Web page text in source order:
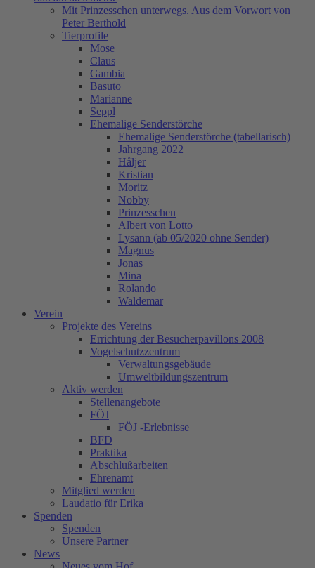
Mit Prinzesschen unterwegs. Aus dem Vorwort von
Peter Berthold
Tierprofile
Mose
Claus
Gambia
Basuto
Marianne
Seppl
Ehemalige Senderstörche
Ehemalige Senderstörche (tabellarisch)
Jahrgang 2022
Håljer
Kristian
Moritz
Nobby
Prinzesschen
Albert von Lotto
Lysann (ab 05/2020 ohne Sender)
Magnus
Jonas
Mina
Rolando
Waldemar
Verein
Projekte des Vereins
Errichtung der Besucherpavillons 2008
Vogelschutzzentrum
Verwaltungsgebäude
Umweltbildungszentrum
Aktiv werden
Stellenangebote
FÖJ
FÖJ -Erlebnisse
BFD
Praktika
Abschlußarbeiten
Ehrenamt
Mitglied werden
Laudatio für Erika
Spenden
Spenden
Unsere Partner
News